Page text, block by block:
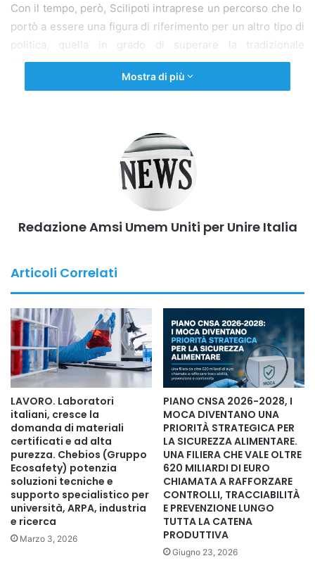
Con il tempo, però, Scilipoti intraprese un percorso che lo
portò a essere una figura di riferimento per un altro tipo di
politica, quella in grado di superare la tradizionale
divisione tra destra e sinistra.
maggioranza di governo, durante il governo Berlusconi.
Questo gesto fu visto come un atto di discontinuità, ma
anche come un esempio di pragmatismo politico, che lo
rese un interlocutore prezioso in momenti di incertezze
tanto per una sua posizione ideologica definita, ma per la
determinati momenti risultarono decisive per il
mantenimento della stabilità del governo.
Il senatore Scilipoti ha sempre posto al centro della sua
azione politica l’idea che il bene del paese vada oltre le
differenze politiche. In un’epoca di crescente
polarizzazione, in cui la politica italiana sembra divisa tra
forze opposte, la sua attitudine è stata sempre quella di
cercare il dialogo, il compromesso, senza rimanere
ancorato a dogmi ideologici.
Questa sua attitudine è stata particolarmente evidente
durante i momenti di crisi del governo, in cui la sua
presenza al Senato ha garantito numerose volte la tenuta
Mostra di più
Redazione Amsi Umem Uniti per Unire Italia
Articoli Correlati
LAVORO. Laboratori
italiani, cresce la
domanda di materiali
certificati e ad alta
purezza. Chebios (Gruppo
Ecosafety) potenzia
soluzioni tecniche e
supporto specialistico per
università, ARPA, industria
e ricerca
Marzo 3, 2026
PIANO CNSA 2026-2028, I
MOCA DIVENTANO UNA
PRIORITÀ STRATEGICA PER
LA SICUREZZA ALIMENTARE.
UNA FILIERA CHE VALE OLTRE
620 MILIARDI DI EURO
CHIAMATA A RAFFORZARE
CONTROLLI, TRACCIABILITÀ
E PREVENZIONE LUNGO
TUTTA LA CATENA
PRODUTTIVA
Giugno 23, 2026